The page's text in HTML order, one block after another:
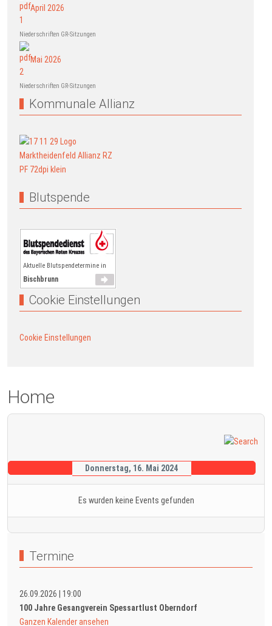
April 2026
Niederschriften GR-Sitzungen
Mai 2026
Niederschriften GR-Sitzungen
Kommunale Allianz
Blutspende
Aktuelle Blutspendetermine in
Bischbrunn
Cookie Einstellungen
Cookie Einstellungen
Home
Donnerstag, 16. Mai 2024
Es wurden keine Events gefunden
Termine
26.09.2026
19:00
100 Jahre Gesangverein Spessartlust Oberndorf
Ganzen Kalender ansehen